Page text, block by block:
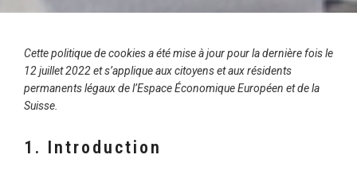
Cette politique de cookies a été mise à jour pour la dernière fois le
12 juillet 2022 et s’applique aux citoyens et aux résidents
permanents légaux de l’Espace Économique Européen et de la
Suisse.
1. Introduction